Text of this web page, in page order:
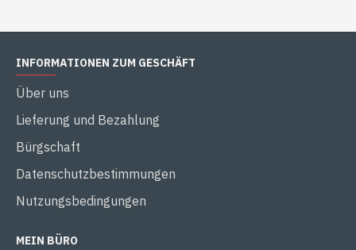
INFORMATIONEN ZUM GESCHÄFT
Über uns
Lieferung und Bezahlung
Bürgschaft
Datenschutzbestimmungen
Nutzungsbedingungen
MEIN BÜRO